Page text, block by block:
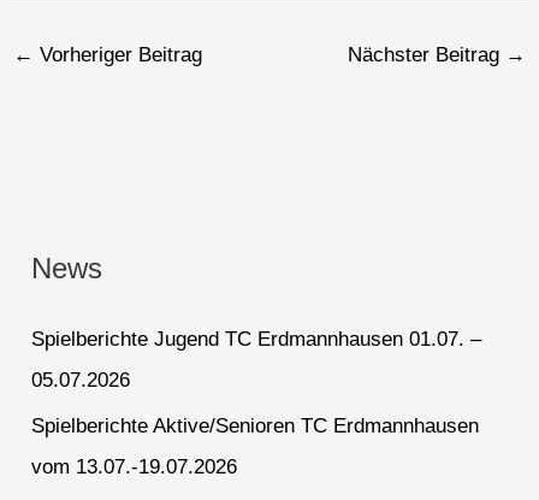
← Vorheriger Beitrag Nächster Beitrag →
News
Spielberichte Jugend TC Erdmannhausen 01.07. –
05.07.2026
Spielberichte Aktive/Senioren TC Erdmannhausen
vom 13.07.-19.07.2026